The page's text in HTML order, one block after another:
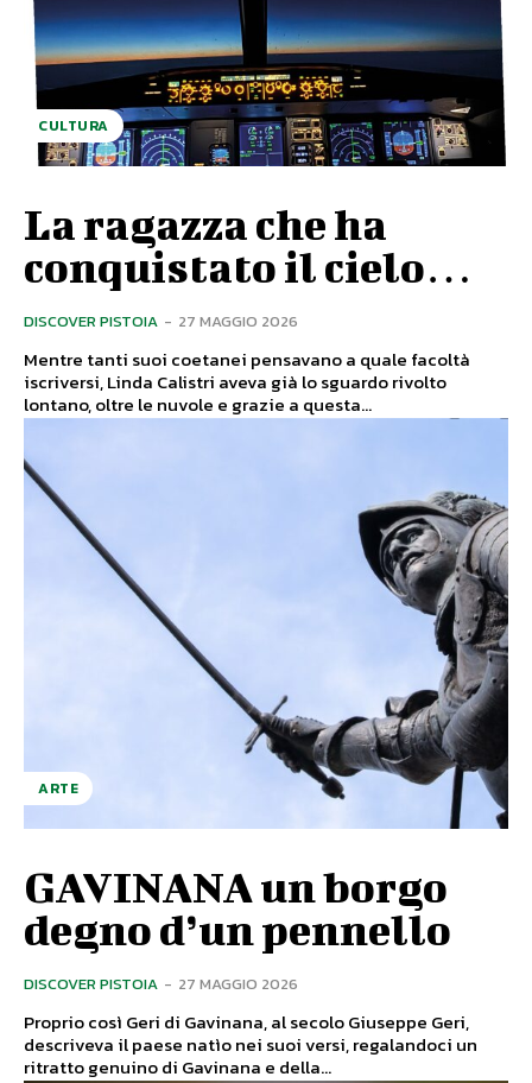
CULTURA
La ragazza che ha
conquistato il cielo…
DISCOVER PISTOIA - 27 MAGGIO 2026
Mentre tanti suoi coetanei pensavano a quale facoltà
iscriversi, Linda Calistri aveva già lo sguardo rivolto
lontano, oltre le nuvole e grazie a questa...
ARTE
GAVINANA un borgo
degno d’un pennello
DISCOVER PISTOIA - 27 MAGGIO 2026
Proprio così Geri di Gavinana, al secolo Giuseppe Geri,
descriveva il paese natìo nei suoi versi, regalandoci un
ritratto genuino di Gavinana e della...